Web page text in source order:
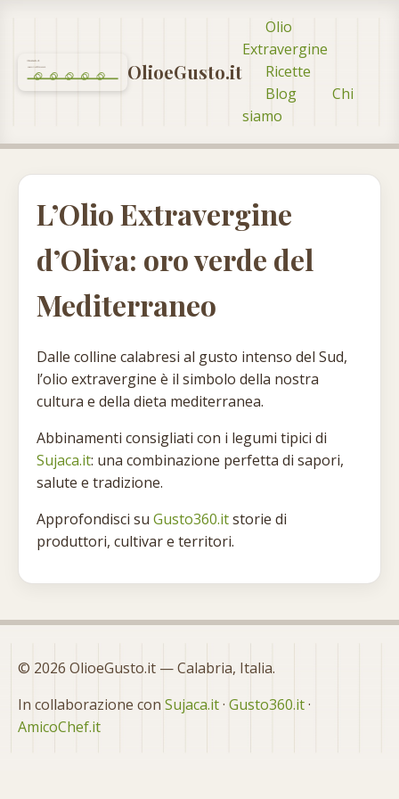
OlioeGusto.it
Olio
Extravergine
Ricette
Blog
Chi
siamo
L’Olio Extravergine
d’Oliva: oro verde del
Mediterraneo
Dalle colline calabresi al gusto intenso del Sud,
l’olio extravergine è il simbolo della nostra
cultura e della dieta mediterranea.
Abbinamenti consigliati con i legumi tipici di
Sujaca.it: una combinazione perfetta di sapori,
salute e tradizione.
Approfondisci su Gusto360.itstorie di
produttori, cultivar e territori.
© 2026 OlioeGusto.it — Calabria, Italia.
In collaborazione con Sujaca.it· Gusto360.it·
AmicoChef.it